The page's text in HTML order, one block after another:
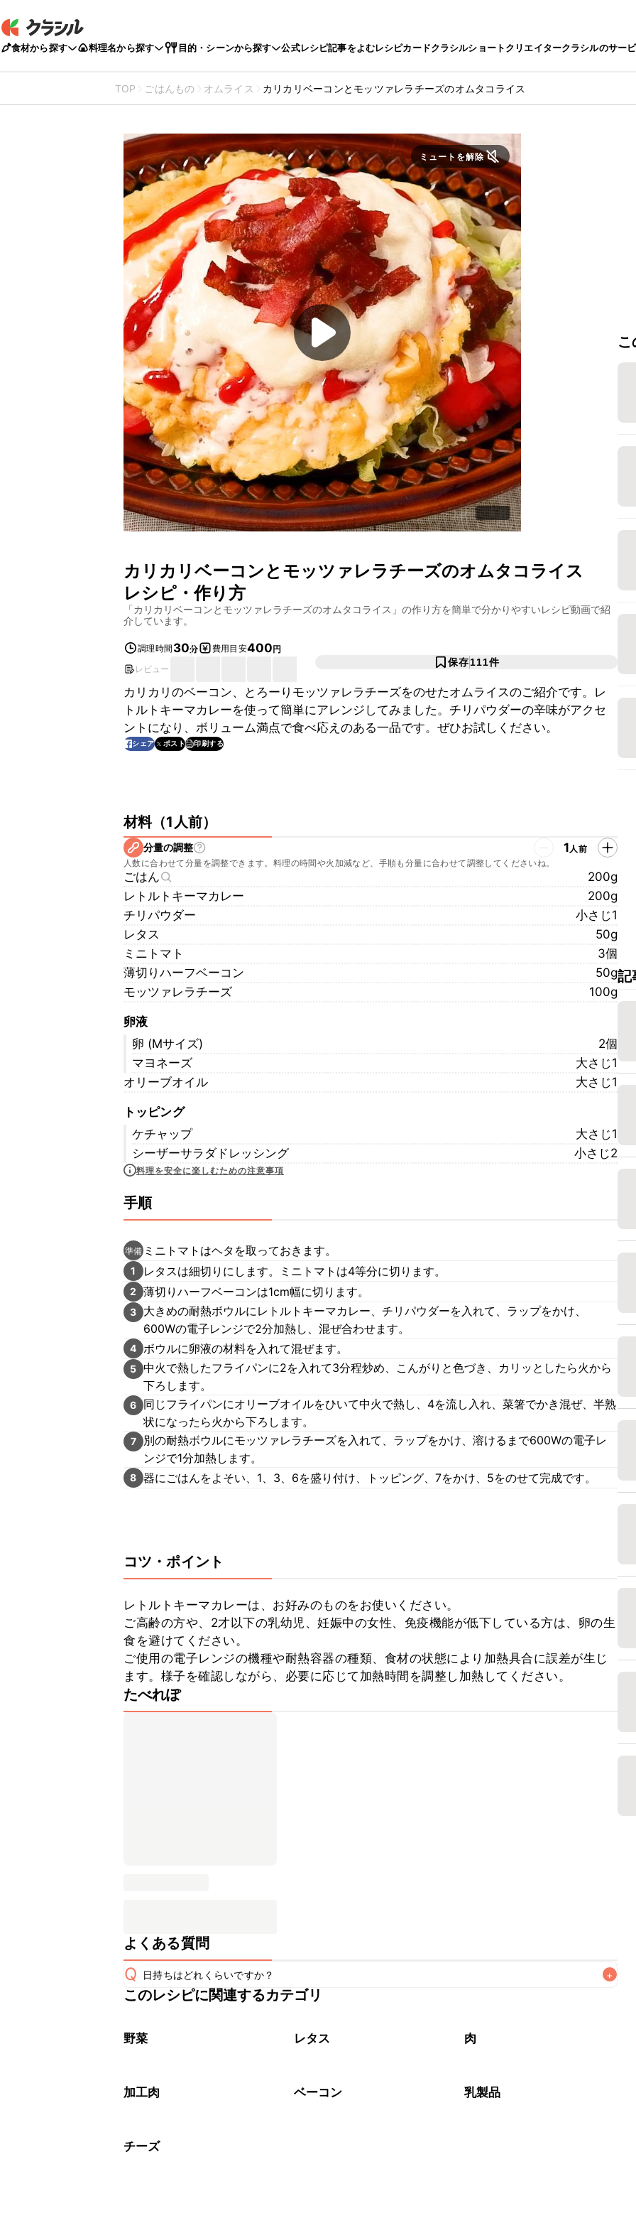
食材から探す 料理名から探す 目的・シーンから探す 公式レシピ記事をよむレシピカードクラシルショートクリエイタークラシルのサー
TOP ごはんもの オムライス カリカリベーコンとモッツァレラチーズのオムタコライス
ミュートを解除
カリカリベーコンとモッツァレラチーズのオムタコライス
レシピ・作り方
「カリカリベーコンとモッツァレラチーズのオムタコライス 」の作り方を簡単で分かりやすいレシピ動画で紹
介しています。
調理時間 30分 費用目安400円
レビュー
保存111件
カリカリのベーコン、とろーりモッツァレラチーズをのせたオムライスのご紹介です。レ
トルトキーマカレーを使って簡単にアレンジしてみました。チリパウダーの辛味がアクセ
ントになり、ボリューム満点で食べ応えのある一品です。ぜひお試しください。
シェア ポスト 印刷する
材料（1人前）
分量の調整 1人前
人数に合わせて分量を調整できます。料理の時間や火加減など、手順も分量に合わせて調整してくださいね。
ごはん
200g
レトルトキーマカレー
200g
チリパウダー
小さじ1
レタス
50g
ミニトマト
3個
薄切りハーフベーコン
50g
モッツァレラチーズ
100g
卵液
卵 (Mサイズ)
2個
マヨネーズ
大さじ1
オリーブオイル
大さじ1
トッピング
ケチャップ
大さじ1
シーザーサラダドレッシング
小さじ2
料理を安全に楽しむための注意事項
手順
準備 ミニトマトはヘタを取っておきます。
1 レタスは細切りにします。ミニトマトは4等分に切ります。
2 薄切りハーフベーコンは1cm幅に切ります。
3
大きめの耐熱ボウルにレトルトキーマカレー、チリパウダーを入れて、ラップをかけ、
600Wの電子レンジで2分加熱し、混ぜ合わせます。
4 ボウルに卵液の材料を入れて混ぜます。
5 中火で熱したフライパンに2を入れて3分程炒め、こんがりと色づき、カリッとしたら火から
下ろします。
6
同じフライパンにオリーブオイルをひいて中火で熱し、4を流し入れ、菜箸でかき混ぜ、半熟
状になったら火から下ろします。
7
別の耐熱ボウルにモッツァレラチーズを入れて、ラップをかけ、溶けるまで600Wの電子レ
ンジで1分加熱します。
8 器にごはんをよそい、1、3、6を盛り付け、トッピング、7をかけ、5をのせて完成です。
コツ・ポイント
レトルトキーマカレーは、お好みのものをお使いください。
ご高齢の方や、2才以下の乳幼児、妊娠中の女性、免疫機能が低下している方は、卵の生
食を避けてください。
ご使用の電子レンジの機種や耐熱容器の種類、食材の状態により加熱具合に誤差が生じ
ます。様子を確認しながら、必要に応じて加熱時間を調整し加熱してください。
たべれぽ
よくある質問
Q 日持ちはどれくらいですか？ +
こちらのレシピは出来たてをお召し上がりいただくことをおすすめします。
※日持ちは目安です。
このレシピに関連するカテゴリ
野菜 レタス 肉
加工肉 ベーコン 乳製品
チーズ
記